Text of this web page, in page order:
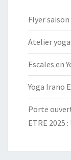
Flyer
Atelier
Escales en
Yoga Irano
Porte
ETRE 2025